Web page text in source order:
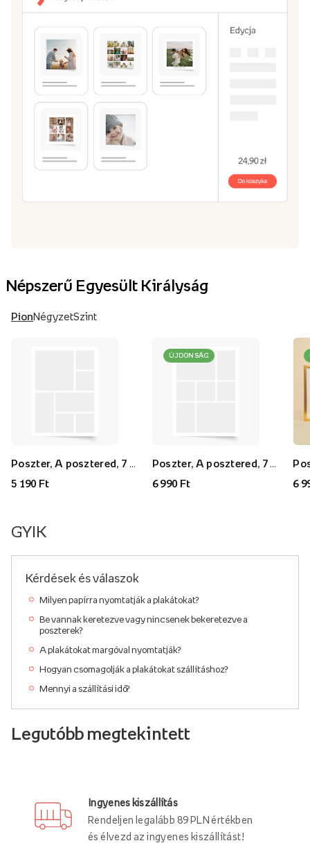
Népszerű Egyesült Királyság
PionNégyzetSzint
5 190 Ft
ÚJDONSÁG
6 990 Ft
6
GYIK
Kérdések és válaszok
Milyen papírra nyomtatják a plakátokat?
Be vannak keretezve vagy nincsenek bekeretezve a
poszterek?
A plakátokat margóval nyomtatják?
Hogyan csomagolják a plakátokat szállításhoz?
Mennyi a szállítási idő?
Legutóbb megtekintett
Ingyenes kiszállítás
Rendeljen legalább 89 PLN értékben
és élvezd az ingyenes kiszállítást!